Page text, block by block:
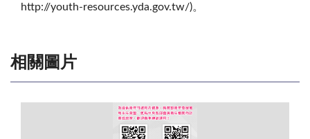
http://youth-resources.yda.gov.tw/)。
相關圖片